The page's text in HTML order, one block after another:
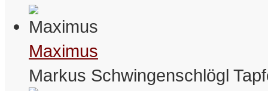
Bookmarken & Teilen
Maximus
Markus Schwingenschlögl